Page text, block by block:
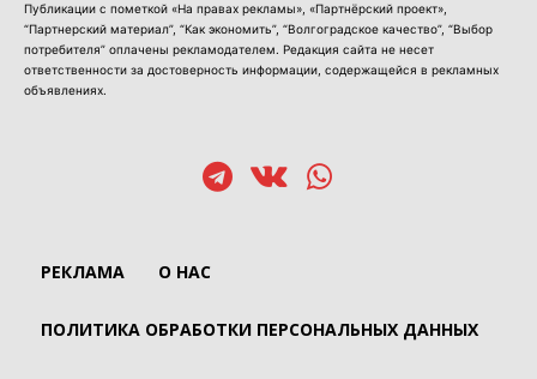
Публикации с пометкой «На правах рекламы», «Партнёрский проект»,
“Партнерский материал”, “Как экономить”, “Волгоградское качество”, “Выбор
потребителя” оплачены рекламодателем. Редакция сайта не несет
ответственности за достоверность информации, содержащейся в рекламных
объявлениях.
РЕКЛАМА О НАС
ПОЛИТИКА ОБРАБОТКИ ПЕРСОНАЛЬНЫХ ДАННЫХ